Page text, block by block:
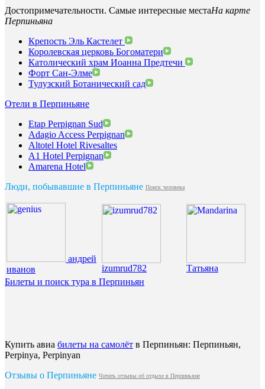
Достопримечательности. Самые интересные местаНа карте
Перпиньяна
Крепость Эль Кастелет
Королевская церковь Богоматери
Католический храм Иоанна Предтечи
Форт Сан-Элме
Тулузский Ботанический сад
Отели в Перпиньяне
Etap Perpignan Sud
Adagio Access Perpignan
Altotel Hotel Rivesaltes
A1 Hotel Perpignan
Amarena Hotel
Люди, побывавшие в Перпиньяне Поиск человека
андрей
иванов
izumrud782
Татьяна
Билеты и поиск тура в Перпиньян
Купить авиа билеты на самoлёт в Перпиньян: Перпиньян,
Perpinya, Perpinyan
Отзывы о Перпиньяне Читать отзывы об отдыхе в Перпиньяне